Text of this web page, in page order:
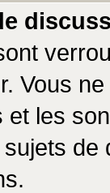
Vous
les